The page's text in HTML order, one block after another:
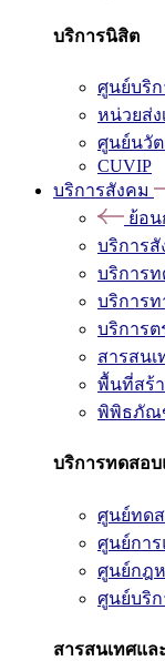
บริการนิสิต
ศูนย์บริ
หน่วยส่
ศูนย์นวัต
CUVIP
บริการสังคม
ย้อ
บริการสั
บริการ
บริการ
บริการ
สารสน
พื้นที่สร้
พิพิธภั
บริการทดสอ
ศูนย์ทด
ศูนย์การ
ศูนย์กฎ
ศูนย์บริ
สารสนเทศแล